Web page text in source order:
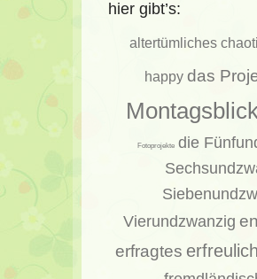
hier gibt’s:
altertümliches
happy das
Fotoprojekte die
Vierundzwanzig
erfragtes